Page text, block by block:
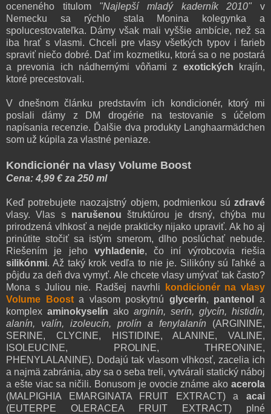
oceneného titulom "Najlepší mladý kaderník 2010" v
Nemecku sa rýchlo stala Monina kolegynka a
spolucestovateľka. Dámy však mali vyššie ambície, než sa
iba hrať s vlasmi. Chceli pre vlasy všetkých typov i farieb
spraviť niečo dobré. Dať im kozmetiku, ktorá sa o ne postará
a prevonia ich nádhernými vôňami z exotických
krajín,
ktoré precestovali.
V dnešnom článku predstavím ich kondicionér, ktorý mi
poslali dámy z DM drogérie na testovanie s účelom
napísania recenzie. Ďalšie dva produkty Langhaarmädchen
som už kúpila za vlastné peniaze.
Kondicionér na vlasy Volume Boost
Cena: 4,99 € za 250 ml
Keď potrebujete naozajstný objem, podmienkou sú zdravé
vlasy. Vlas s narušenou štruktúrou je drsný, chýba mu
prirodzená vlhkosť a nejde prakticky nijako upraviť. Ak ho aj
prinútite stočiť sa istým smerom, dlho poslúchať nebude.
Riešením je jeho vyhladenie, čo iní výrobcovia riešia
silikónmi. Až taký krok vedľa to nie je. Silikóny sú ľahké a
pôjdu za deň dva vymyť. Ale chcete vlasy umývať tak často?
Mona s Juliou nie. Radšej navrhli
kondicionér na vlasy
Volume Boosta vlasom poskytnú glycerín, pantenola
komplex aminokyselín ako arginín, serín, glycín, histidín,
alanín, valín, izoleucín, prolín a fenylalanín (ARGININE,
SERINE, CLYCINE, HISTIDINE, ALANINE, VALINE,
ISOLEUCINE, PROLINE, THREONINE,
PHENYLALANINE). Dodajú tak vlasom vlhkosť, zacelia ich
a najmä zabránia, aby sa o seba treli, vytvárali statický náboj
a ešte viac sa ničili. Bonusom je ovocie známe ako acerola
(MALPIGHIA EMARGINATA FRUIT EXTRACT) a acai
(EUTERPE OLERACEA FRUIT EXTRACT) plné